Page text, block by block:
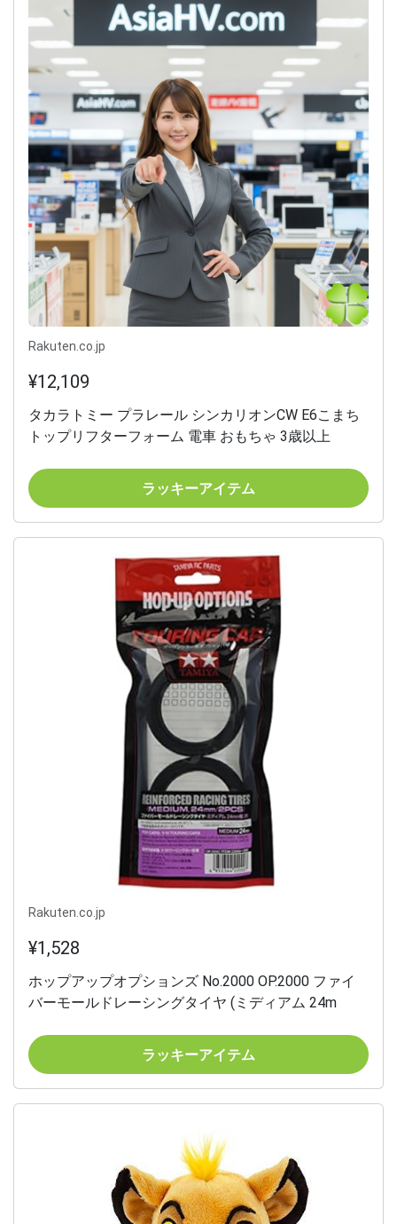
Rakuten.co.jp
¥12,109
タカラトミー プラレール シンカリオンCW E6こまち
トップリフターフォーム 電車 おもちゃ 3歳以上
ラッキーアイテム
Rakuten.co.jp
¥1,528
ホップアップオプションズ No.2000 OP.2000 ファイ
バーモールドレーシングタイヤ (ミディアム 24m
ラッキーアイテム